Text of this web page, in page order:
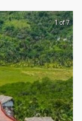
1 of 7